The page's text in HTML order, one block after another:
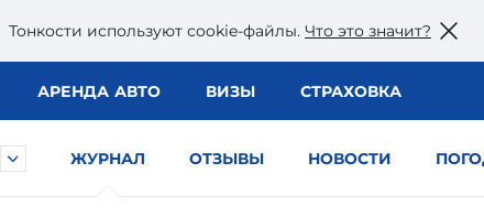
Тонкости используют сookie-файлы. Что это значит?
АРЕНДА АВТО ВИЗЫ СТРАХОВКА
ЖУРНАЛ ОТЗЫВЫ НОВОСТИ